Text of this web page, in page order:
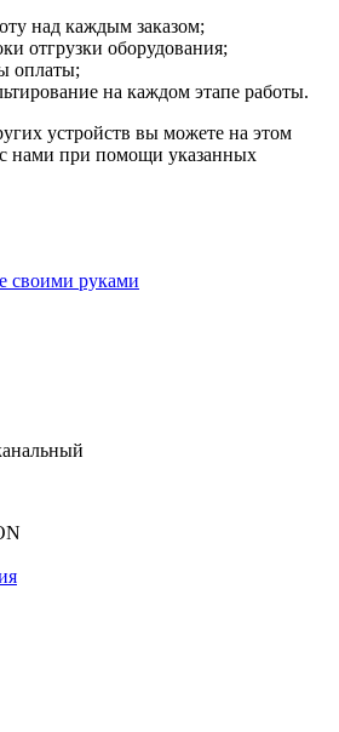
над каждым заказом;
отгрузки оборудования;
оплаты;
на каждом этапе работы.
устройств вы можете на этом
нами при помощи указанных
своими руками